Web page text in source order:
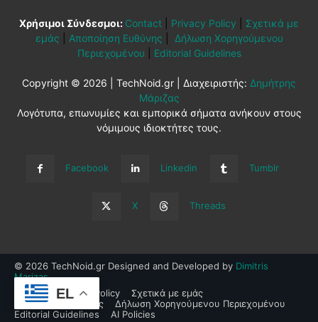
Χρήσιμοι Σύνδεσμοι: Contact Privacy Policy
Σχετικά με
εμάς
Αποποίηση Ευθύνης
Δήλωση Χορηγούμενου
Περιεχομένου
Editorial Guidelines
Copyright © 2026 | TechNoid.gr | Διαχειριστής: Δημήτρης
Μάριζας
Λογότυπα, επωνυμίες και εμπορικά σήματα ανήκουν στους
νόμιμους ιδιοκτήτες τους.
Facebook Linkedin Tumblr
X Threads
© 2026 TechNoid.gr Designed and Developed by Dimitris
Marizas.
Contact
Privacy Policy
Σχετικά με εμάς
Αποποίηση Ευθύνης
Δήλωση Χορηγούμενου Περιεχομένου
Editorial Guidelines
AI Policies
EL